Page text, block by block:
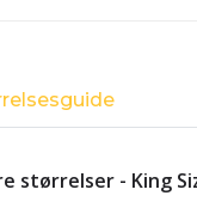
størrelser - King